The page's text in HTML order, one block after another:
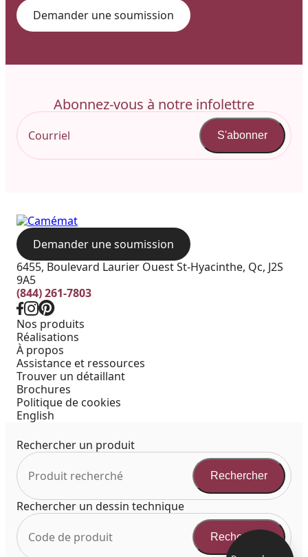
Demander une soumission
Abonnez-vous à notre infolettre
S'abonner
Demander une soumission
6455, Boulevard Laurier Ouest St-Hyacinthe, Qc, J2S
9A5
(844) 261-7803
Nos produits
Réalisations
À propos
Assistance et ressources
Trouver un détaillant
Brochures
Politique de cookies
English
Rechercher un produit
Rechercher
Rechercher un dessin technique
Rechercher